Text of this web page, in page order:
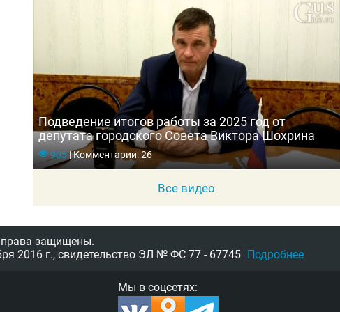
Подведение итогов работы за 2025 год от
депутата городского Совета Виктора Шохрина
905|Комментарии: 26
Все видео
права защищены.
2016 г., свидетельство ЭЛ № ФС 77 - 67745 Подробнее
Мы в соцсетях: